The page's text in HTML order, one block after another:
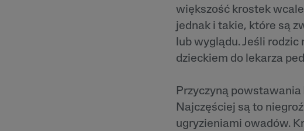
większość krostek
jednak i takie, które są
lub wyglądu. Jeśli
dzieckiem do lekarza
Przyczyną powstawania
Najczęściej są to
ugryzieniami owadów.